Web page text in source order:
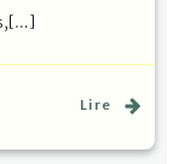
Lire